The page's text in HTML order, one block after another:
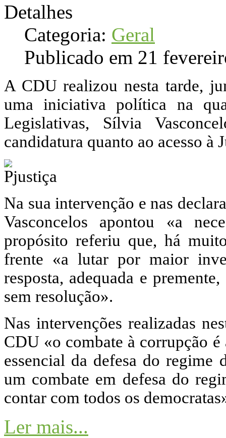
Detalhes
Categoria: Geral
Publicado em 21
A CDU realizou nesta tarde,
uma iniciativa política na
Legislativas, Sílvia
candidatura quanto ao acesso à
Na sua intervenção e nas
Vasconcelos apontou «a
propósito referiu que, há
frente «a lutar por maior
resposta, adequada e
sem resolução».
Nas intervenções realizadas
CDU «o combate à corrupção
essencial da defesa do regime
um combate em defesa do
contar com todos os
Ler mais...